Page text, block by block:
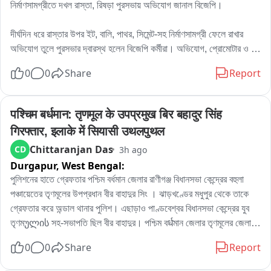
নির্মাণসামগ্রীতে দখল রাস্তা, রিষড়া পুরসভায় অভিযোগ জানাল বিজেপি।
দীর্ঘদিন ধরে রাস্তার উপর ইট, বালি, পাথর, সিমেন্ট-সহ নির্মাণসামগ্রী ফেলে রাখার
অভিযোগ তুলে পুরসভার দ্বারস্থ হলেন বিজেপি কর্মীরা। অভিযোগ, প্রোমোটার ও
হচ্ছে, বাড়ছে দুর্ঘটনার আশঙ্কাও। বিষয়টি নিয়ে পুরসভায় লিখিত অভিযোগ জমা
এলাকার বিজেপি কর্মী রোহিত দে জানান, এলাকাবাসীর অভিযোগের ভিত্তিতেই তাঁরা
পুরসভায় স্মারকলিপি জমা দিয়েছেন। তাঁর দাবি, নির্মাণসামগ্রী মাসের পর মাস রাস্তার
উপর পড়ে থাকায় রাস্তা কার্যত সরু হয়ে গিয়েছে। বর্ষাকালে বালি ও অন্যান্য সামগ্রী
নিকাশি ব্যবস্থা আটকে দিচ্ছে, ফলে জল জমার সমস্যাও বাড়ছে। রাতের অন্ধকারে
ভারী ডাম্পার ও লরিতে মালপত্র নামানোর ফলে রাস্তারও ক্ষতি হচ্ছে বলে অভিযোগ
করেন তিনি। প্রশাসনের তরফে প্রয়োজনীয় ব্যবস্থা নেওয়ার দাবি জানিয়ে তিনি
বলেন, আইনি পথেই এই সমস্যার সমাধান চান তাঁরা。
অন্যদিকে আর এক বিজেপি কর্মী অভিজিৎ বিশ্বাসের অভিযোগ, দীর্ঘদিন ধরে এই
পরিস্থিতি চললেও কোনও কার্যকর পদক্ষেপ নেওয়া হয়নি। তাঁর দাবি, নির্মাণস্থলে বড়
আশঙ্কা রয়েছে। নিত্যদিন ছোটখাটো দুর্ঘটনাও ঘটছে। 그는 অভিযোগ করেন,
0 0 Share Report
पश्चिम बर्धमान: तृणमूल के उपप्रमुख बिर बहादुर सिंह
गिरफ्तार, इलाके में सियासी उथलपुथल
CD Chittaranjan Das 3h ago
Durgapur, West Bengal:
পুলিশনের হাতে গ্রেফতার পশ্চিম বর্ধমান জেলার রাণীগঞ্জ বিধানসভা কেন্দ্রের বহুলা
পঞ্চায়েতের তৃণমূলের উপপ্রধান বীর বাহাদুর সিং । ঝাড়খণ্ডের মধুপুর থেকে তাকে
গ্রেফতার করে অন্ডাল থানার পুলিশ। এছাড়াও পাণ্ডবেশ্বর বিধানসভা কেন্দ্রের যুব
তৃণমულის সহ-সভাপতি ছিল বীর বাহাদুর। পশ্চিম বर्धমান জেলার তৃণমূলের জেলা
বলেও পরিচিত ছিল এই বীর বাহাদুর। এলাকায় সন্ত্রাস তোলাবাজি সহ একাধিক
0 0 Share Report